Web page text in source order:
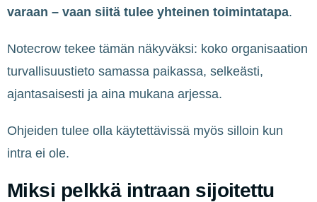
varaan – vaan siitä tulee yhteinen toimintatapa.
Notecrow tekee tämän näkyväksi: koko organisaation
turvallisuustieto samassa paikassa, selkeästi,
ajantasaisesti ja aina mukana arjessa.
Ohjeiden tulee olla käytettävissä myös silloin kun
intra ei ole.
Miksi pelkkä intraan sijoitettu